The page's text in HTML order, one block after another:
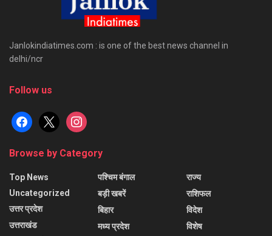
Janlokindiatimes.com : is one of the best news channel in
delhi/ncr
Follow us
facebook
x instagram
Browse by Category
Top News
Uncategorized
उत्तर प्रदेश
उत्तराखंड
पश्चिम बंगाल
बड़ी खबरें
बिहार
मध्य प्रदेश
राज्य
राशिफल
विदेश
विशेष